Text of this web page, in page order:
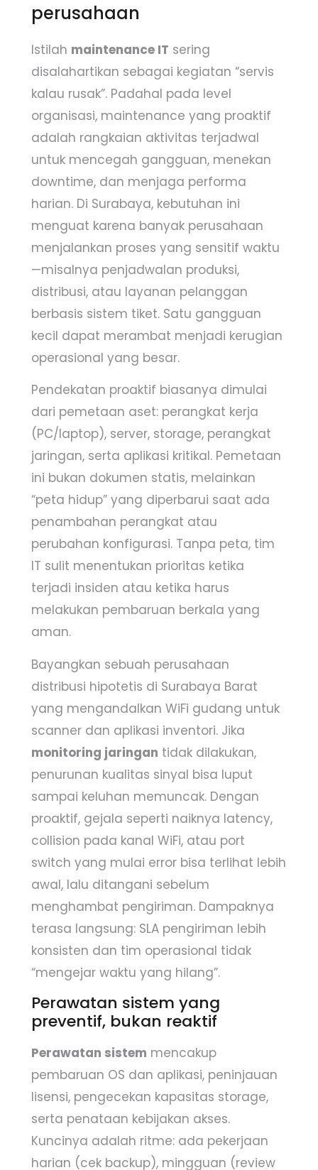
perusahaan
Istilah maintenance IT sering
disalahartikan sebagai kegiatan “servis
kalau rusak”. Padahal pada level
organisasi, maintenance yang proaktif
adalah rangkaian aktivitas terjadwal
untuk mencegah gangguan, menekan
downtime, dan menjaga performa
harian. Di Surabaya, kebutuhan ini
menguat karena banyak perusahaan
menjalankan proses yang sensitif waktu
—misalnya penjadwalan produksi,
distribusi, atau layanan pelanggan
berbasis sistem tiket. Satu gangguan
kecil dapat merambat menjadi kerugian
operasional yang besar.
Pendekatan proaktif biasanya dimulai
dari pemetaan aset: perangkat kerja
(PC/laptop), server, storage, perangkat
jaringan, serta aplikasi kritikal. Pemetaan
ini bukan dokumen statis, melainkan
“peta hidup” yang diperbarui saat ada
penambahan perangkat atau
perubahan konfigurasi. Tanpa peta, tim
IT sulit menentukan prioritas ketika
terjadi insiden atau ketika harus
melakukan pembaruan berkala yang
aman.
Bayangkan sebuah perusahaan
distribusi hipotetis di Surabaya Barat
yang mengandalkan WiFi gudang untuk
scanner dan aplikasi inventori. Jika
monitoring jaringan tidak dilakukan,
penurunan kualitas sinyal bisa luput
sampai keluhan memuncak. Dengan
proaktif, gejala seperti naiknya latency,
collision pada kanal WiFi, atau port
switch yang mulai error bisa terlihat lebih
awal, lalu ditangani sebelum
menghambat pengiriman. Dampaknya
terasa langsung: SLA pengiriman lebih
konsisten dan tim operasional tidak
“mengejar waktu yang hilang”.
Perawatan sistem yang
preventif, bukan reaktif
Perawatan sistem mencakup
pembaruan OS dan aplikasi, peninjauan
lisensi, pengecekan kapasitas storage,
serta penataan kebijakan akses.
Kuncinya adalah ritme: ada pekerjaan
harian (cek backup), mingguan (review